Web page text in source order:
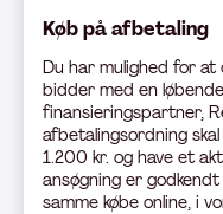
Køb på afbetaling
Du har mulighed for
bidder med en
finansieringspartner,
afbetalingsordning
1.200 kr. og have et
ansøgning er
samme købe online, i